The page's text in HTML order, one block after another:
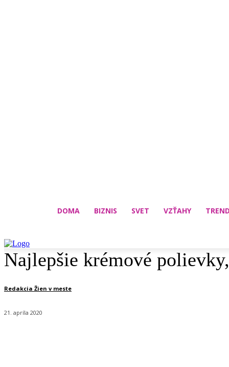
DOMA BIZNIS SVET VZŤAHY
Najlepšie krémové
Redakcia Žien v meste
21. apríla 2020